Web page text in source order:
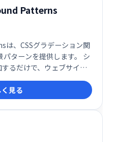
Patterns
、CSSグラデーション関
ターンを提供します。 シ
るだけで、ウェブサイト
を簡単に、そして魅力的に
ザインで、あなたのプロ
プさせましょう。
見る